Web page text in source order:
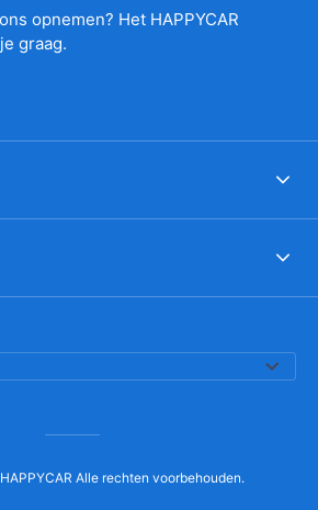
opnemen? Het HAPPYCAR
graag.
Alle rechten voorbehouden.